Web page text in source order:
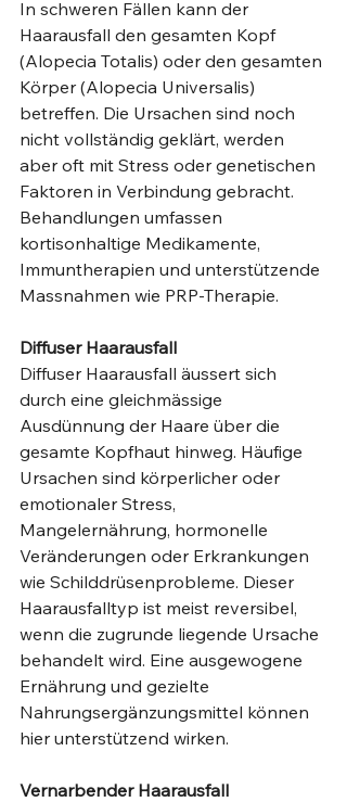
In schweren Fällen kann der
Haarausfall den gesamten Kopf
(Alopecia Totalis) oder den gesamten
Körper (Alopecia Universalis)
betreffen. Die Ursachen sind noch
nicht vollständig geklärt, werden
aber oft mit Stress oder genetischen
Faktoren in Verbindung gebracht.
Behandlungen umfassen
kortisonhaltige Medikamente,
Immuntherapien und unterstützende
Massnahmen wie PRP-Therapie.
Diffuser Haarausfall
Diffuser Haarausfall äussert sich
durch eine gleichmässige
Ausdünnung der Haare über die
gesamte Kopfhaut hinweg. Häufige
Ursachen sind körperlicher oder
emotionaler Stress,
Mangelernährung, hormonelle
Veränderungen oder Erkrankungen
wie Schilddrüsenprobleme. Dieser
Haarausfalltyp ist meist reversibel,
wenn die zugrunde liegende Ursache
behandelt wird. Eine ausgewogene
Ernährung und gezielte
Nahrungsergänzungsmittel können
hier unterstützend wirken.
Vernarbender Haarausfall